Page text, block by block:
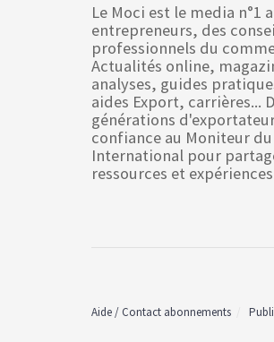
Le Moci est le media n°1
entrepreneurs, des
professionnels du
Actualités online,
analyses, guides
aides Export, carrières...
générations
confiance au Moniteur
International pour
ressources et
Aide / Contact abonnements